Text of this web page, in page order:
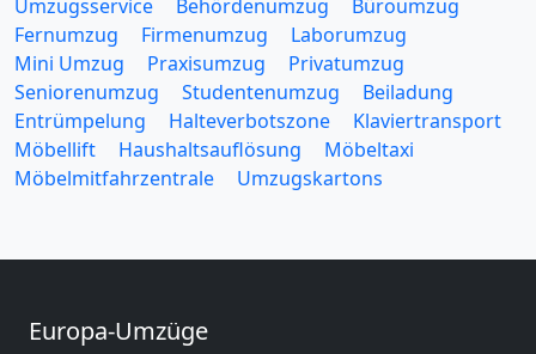
Umzugsservice Behördenumzug
Büroumzug
Fernumzug
Firmenumzug
Laborumzug
Mini Umzug
Praxisumzug
Privatumzug
Seniorenumzug
Studentenumzug
Beiladung
Entrümpelung
Halteverbotszone
Klaviertransport
Möbellift
Haushaltsauflösung
Möbeltaxi
Möbelmitfahrzentrale
Umzugskartons
Europa-Umzüge